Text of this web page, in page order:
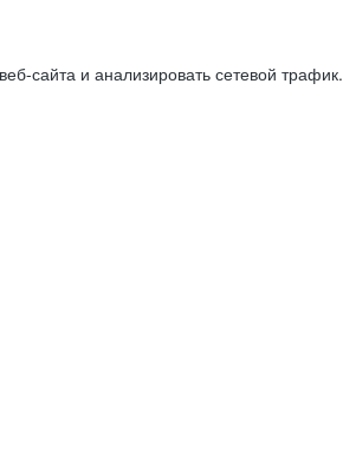
сайта и анализировать сетевой трафик.